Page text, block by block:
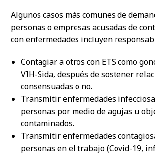
Algunos casos más comunes de
personas o empresas acusadas de
con enfermedades incluyen
Contagiar a otros con ETS como
VIH-Sida, después de sostener
consensuadas o no.
Transmitir enfermedades
personas por medio de agujas u
contaminados.
Transmitir enfermedades
personas en el trabajo (Covid-19,